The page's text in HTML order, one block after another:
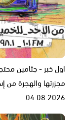
اول خبر - جثامين
مجزرتها والهجرة من
04.08.2026